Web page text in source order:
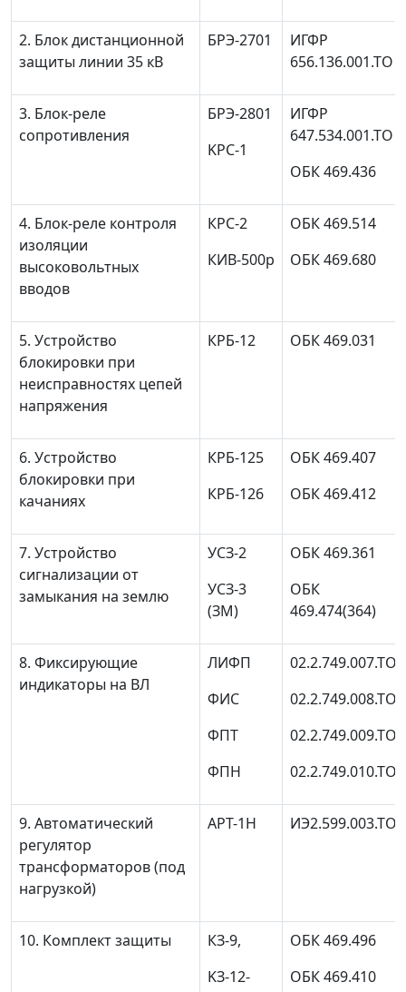
2. Блок дистанционной
защиты линии 35 кВ
БРЭ-2701
ИГФР
656.136.001.ТО
3. Блок-реле
сопротивления
БРЭ-2801
KPC-1
ИГФР
647.534.001.ТО
ОБК 469.436
4. Блок-реле контроля
изоляции
высоковольтных
вводов
КРС-2
КИВ-500р
ОБК 469.514
ОБК 469.680
5. Устройство
блокировки при
неисправностях цепей
напряжения
КРБ-12 ОБК 469.031
6. Устройство
блокировки при
качаниях
КРБ-125
КРБ-126
ОБК 469.407
ОБК 469.412
7. Устройство
сигнализации от
замыкания на землю
УСЗ-2
УСЗ-3
(ЗМ)
ОБК 469.361
ОБК
469.474(364)
8. Фиксирующие
индикаторы на ВЛ
ЛИФП
ФИС
ФПТ
ФПН
02.2.749.007.ТО
02.2.749.008.ТО
02.2.749.009.ТО
02.2.749.010.ТО
9. Автоматический
регулятор
трансформаторов (под
нагрузкой)
АРТ-1Н ИЭ2.599.003.ТО
10. Комплект защиты
КЗ-9,
KЗ-12-
ОБК 469.496
ОБК 469.410